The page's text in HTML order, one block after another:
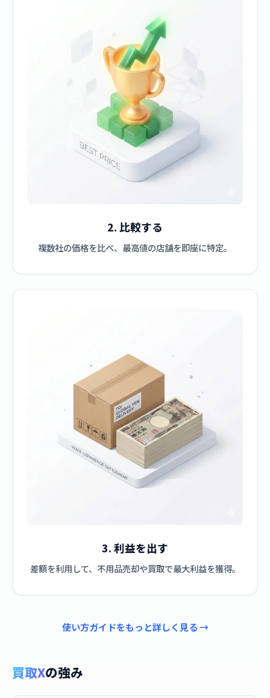
2. 比較する
複数社の価格を比べ、最高値の店舗を即座に特定。
3. 利益を出す
差額を利用して、不用品売却や買取で最大利益を獲得。
使い方ガイドをもっと詳しく見る →
買取Xの強み